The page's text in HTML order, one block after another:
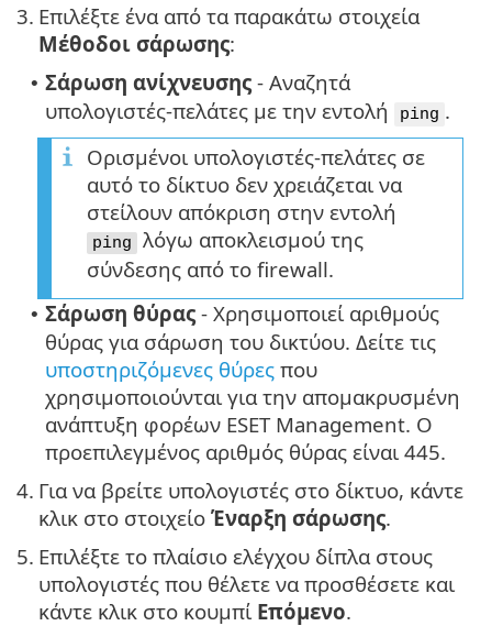
3. Επιλέξτε ένα από τα παρακάτω στοιχεία
Μέθοδοι σάρωσης:
• Σάρωση ανίχνευσης - Αναζητά
υπολογιστές-πελάτες με την εντολή
ping .
Ορισμένοι υπολογιστές-πελάτες σε
αυτό το δίκτυο δεν χρειάζεται να
στείλουν απόκριση στην εντολή
ping
λόγω αποκλεισμού της
σύνδεσης από το firewall.
• Σάρωση θύρας - Χρησιμοποιεί αριθμούς
θύρας για σάρωση του δικτύου. Δείτε τις
υποστηριζόμενες θύρες που
χρησιμοποιούνται για την απομακρυσμένη
ανάπτυξη φορέων ESET Management. Ο
προεπιλεγμένος αριθμός θύρας είναι 445.
4. Για να βρείτε υπολογιστές στο δίκτυο, κάντε
κλικ στο στοιχείο Έναρξη σάρωσης.
5. Επιλέξτε το πλαίσιο ελέγχου δίπλα στους
υπολογιστές που θέλετε να προσθέσετε και
κάντε κλικ στο κουμπί Επόμενο.